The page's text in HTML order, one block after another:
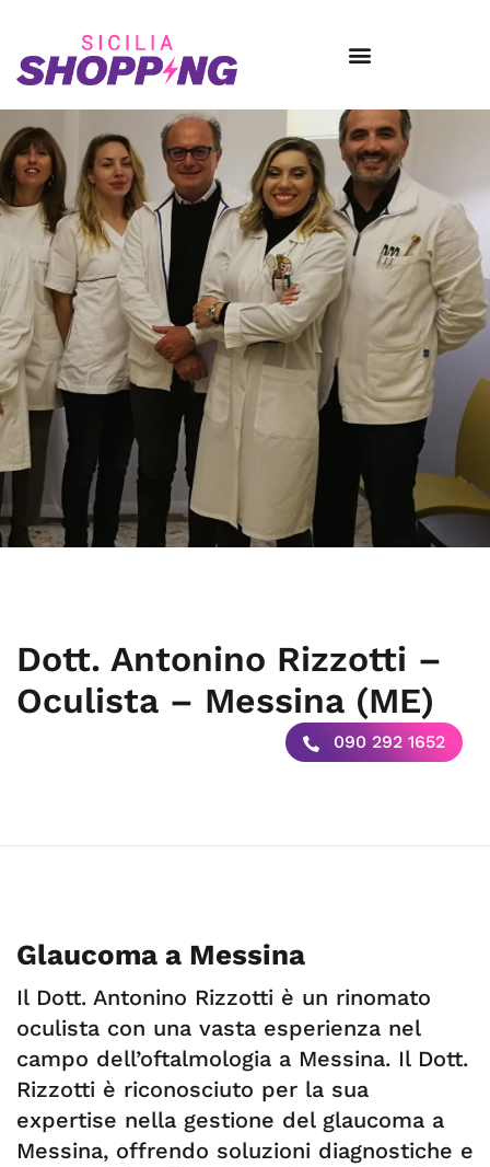
Dott. Antonino Rizzotti –
Oculista – Messina (ME)
090 292 1652
Glaucoma a Messina
Il Dott. Antonino Rizzotti è un rinomato
oculista con una vasta esperienza nel
campo dell’oftalmologia a Messina. Il Dott.
Rizzotti è riconosciuto per la sua
expertise nella gestione del glaucoma a
Messina, offrendo soluzioni diagnostiche e